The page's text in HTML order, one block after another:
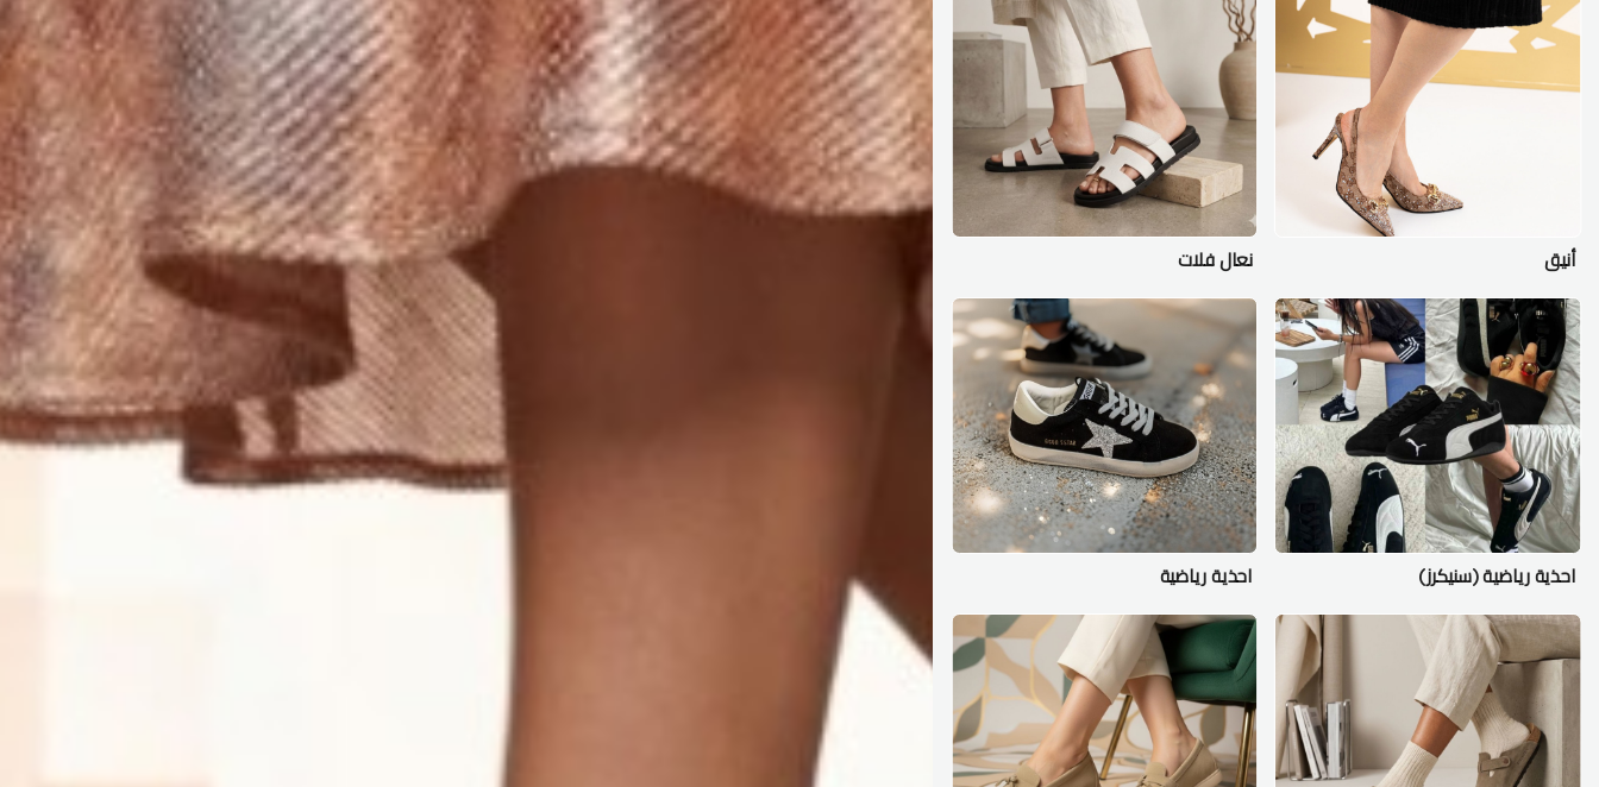
أنيق نعال فلات
احذية رياضية (سنيكرز) احذية رياضية